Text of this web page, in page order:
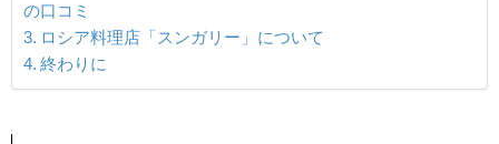
の口コミ
ロシア料理店「スンガリー」について
終わりに